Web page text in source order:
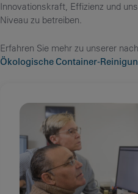
Innovationskraft, Effizienz und
Niveau zu betreiben.
Erfahren Sie mehr zu unserer
Ökologische Container-